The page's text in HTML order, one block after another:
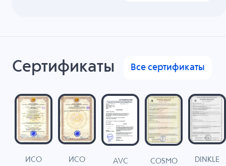
Сертификаты Все сертификаты
ИСО
ИСО
AVC COSMO DINKLE